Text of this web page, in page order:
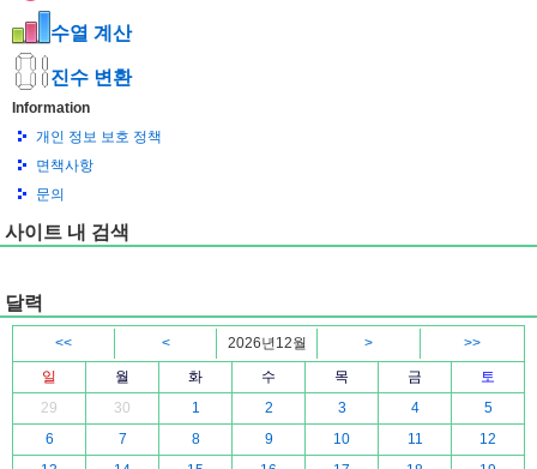
수열 계산
진수 변환
Information
개인 정보 보호 정책
면책사항
문의
사이트 내 검색
달력
<< < 2026년12월 >
>>
일
월 화 수 목 금
토
29
30 1 2 3 4
5
6
7 8 9 10 11
12